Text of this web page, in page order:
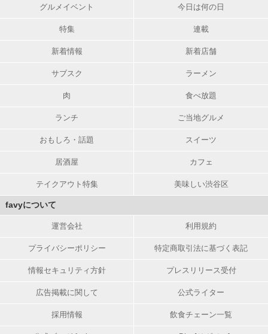
グルメイベント 今日は何の日
特集 連載
新着情報 新着店舗
サブスク ラーメン
肉 食べ放題
ランチ ご当地グルメ
おもしろ・話題 スイーツ
居酒屋 カフェ
テイクアウト特集 美味しい渋谷区
favyについて
運営会社 利用規約
プライバシーポリシー 特定商取引法に基づく表記
情報セキュリティ方針 プレスリリース受付
広告掲載に関して 公式ライター
採用情報 飲食チェーン一覧